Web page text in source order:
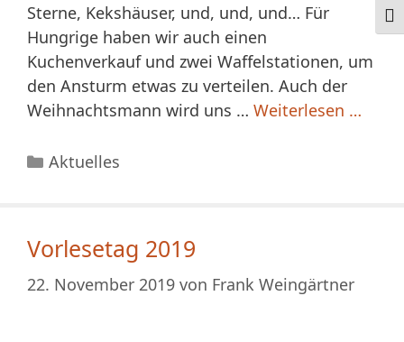
Sterne, Kekshäuser, und, und, und… Für
Hungrige haben wir auch einen
Kuchenverkauf und zwei Waffelstationen, um
den Ansturm etwas zu verteilen. Auch der
Weihnachtsmann wird uns … Weiterlesen …
Kategorien
Aktuelles
Vorlesetag 2019
22. November 2019 von Frank Weingärtner